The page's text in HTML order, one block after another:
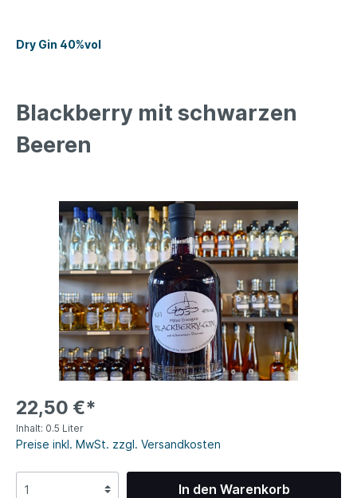
Dry Gin 40%vol
Blackberry mit schwarzen
Beeren
22,50 €*
Inhalt: 0.5 Liter
Preise inkl. MwSt. zzgl. Versandkosten
In den Warenkorb